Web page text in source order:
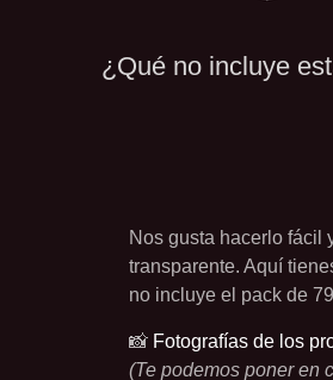
¿Qué no incluye
Nos gusta hacerlo fácil
transparente. Aquí
no incluye el pack de
📸 Fotografías de los
(Te podemos poner en